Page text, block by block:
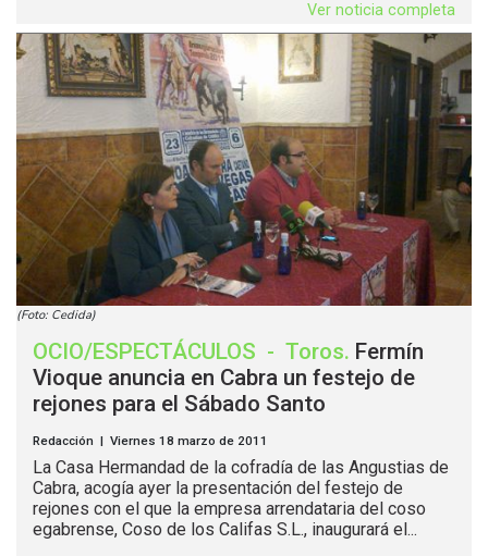
Ver noticia completa
(Foto: Cedida)
OCIO/ESPECTÁCULOS - Toros. Fermín
Vioque anuncia en Cabra un festejo de
rejones para el Sábado Santo
Redacción | Viernes 18 marzo de 2011
La Casa Hermandad de la cofradía de las Angustias de
Cabra, acogía ayer la presentación del festejo de
rejones con el que la empresa arrendataria del coso
egabrense, Coso de los Califas S.L., inaugurará el...